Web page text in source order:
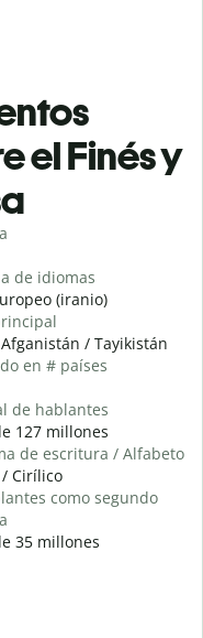
el Finés y
de idiomas
(iranio)
/ Tayikistán
en # países
de hablantes
127 millones
de escritura / Alfabeto
/ Cirílico
como segundo
35 millones